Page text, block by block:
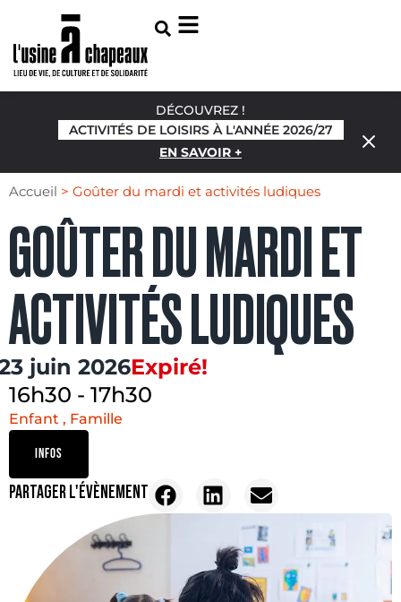
DÉCOUVREZ !
ACTIVITÉS DE LOISIRS À L'ANNÉE 2026/27
EN SAVOIR +
Accueil > Goûter du mardi et activités ludiques
GOÛTER DU MARDI ET
ACTIVITÉS LUDIQUES
juin 2026Expiré!
16h30 - 17h30
Enfant , Famille
INFOS
PARTAGER L'ÉVÈNEMENT